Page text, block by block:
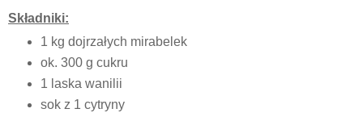
Składniki:
1 kg dojrzałych mirabelek
ok. 300 g cukru
1 laska wanilii
sok z 1 cytryny